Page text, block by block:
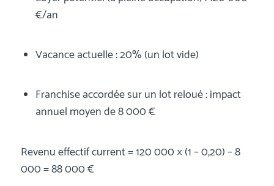
€/an
Vacance actuelle : 20% (un lot vide)
Franchise accordée sur un lot reloué : impact
annuel moyen de 8 000 €
Revenu effectif current = 120 000 × (1 – 0,20) – 8
000 = 88 000 €